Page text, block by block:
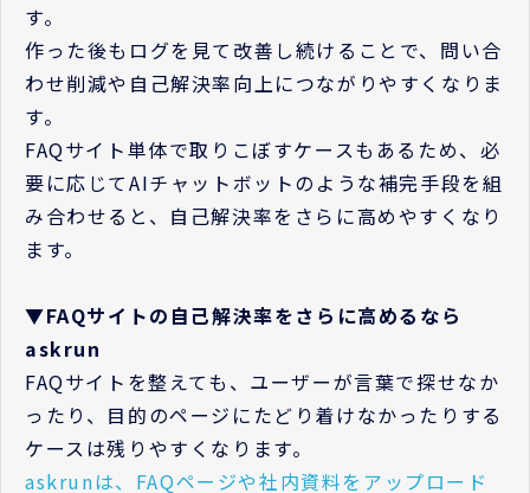
す。
作った後もログを見て改善し続けることで、問い合
わせ削減や自己解決率向上につながりやすくなりま
す。
FAQサイト単体で取りこぼすケースもあるため、必
要に応じてAIチャットボットのような補完手段を組
み合わせると、自己解決率をさらに高めやすくなり
ます。
▼FAQサイトの自己解決率をさらに高めるなら
askrun
FAQサイトを整えても、ユーザーが言葉で探せなか
ったり、目的のページにたどり着けなかったりする
ケースは残りやすくなります。
askrunは、FAQページや社内資料をアップロード